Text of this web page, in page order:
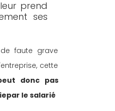
prend
ses
faute grave
cette
donc pas
le salarié